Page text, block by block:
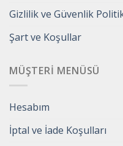
Gizlilik ve Güvenlik
Şart ve Koşullar
MÜŞTERI MENÜSÜ
Hesabım
İptal ve İade Koşulları